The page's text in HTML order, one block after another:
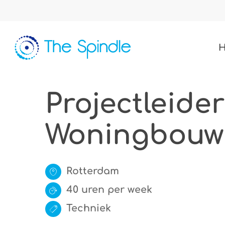
content
Woningbouw
Rotterdam
40 uren per week
Techniek